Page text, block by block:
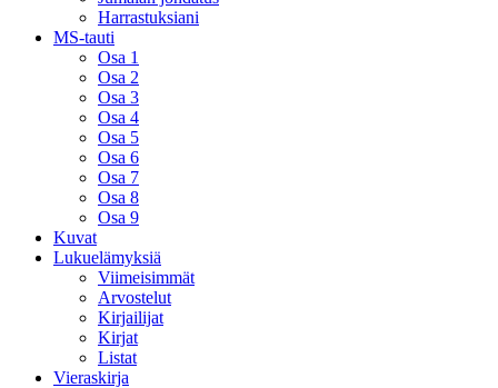
Harrastuksiani
MS-tauti
Osa 1
Osa 2
Osa 3
Osa 4
Osa 5
Osa 6
Osa 7
Osa 8
Osa 9
Kuvat
Lukuelämyksiä
Viimeisimmät
Arvostelut
Kirjailijat
Kirjat
Listat
Vieraskirja